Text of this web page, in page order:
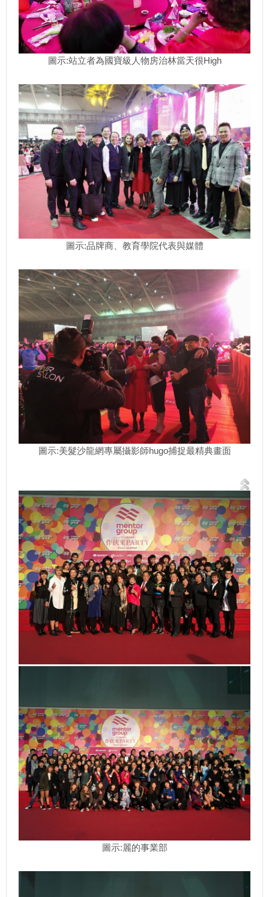
圖示:站立者為國寶級人物房治林當天很High
圖示:品牌商、教育學院代表與媒體
圖示:美髮沙龍網專屬攝影師hugo捕捉最精典畫面
圖示:麗的事業部